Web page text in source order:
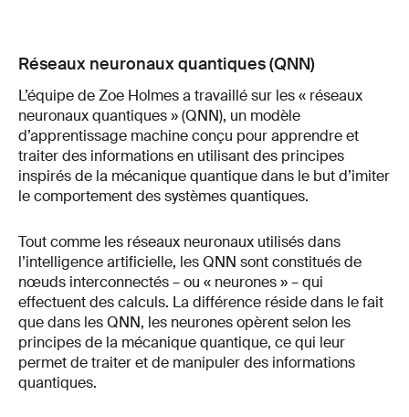
Réseaux neuronaux quantiques (QNN)
L’équipe de Zoe Holmes a travaillé sur les « réseaux
neuronaux quantiques » (QNN), un modèle
d’apprentissage machine conçu pour apprendre et
traiter des informations en utilisant des principes
inspirés de la mécanique quantique dans le but d’imiter
le comportement des systèmes quantiques.
Tout comme les réseaux neuronaux utilisés dans
l’intelligence artificielle, les QNN sont constitués de
nœuds interconnectés – ou « neurones » – qui
effectuent des calculs. La différence réside dans le fait
que dans les QNN, les neurones opèrent selon les
principes de la mécanique quantique, ce qui leur
permet de traiter et de manipuler des informations
quantiques.